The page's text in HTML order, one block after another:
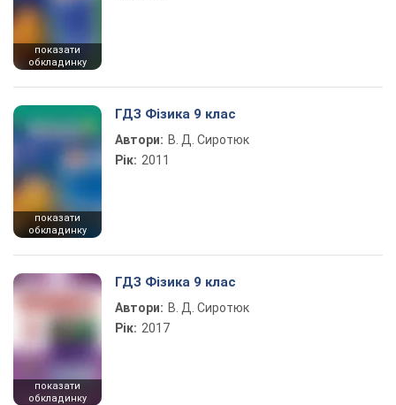
показати
обкладинку
показати
обкладинку
ГДЗ Фізика 9 клас
Автори: В. Д. Сиротюк
Рік: 2011
показати
обкладинку
ГДЗ Фізика 9 клас
Автори: В. Д. Сиротюк
Рік: 2017